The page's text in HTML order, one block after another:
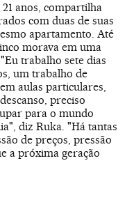
anos, compartilha
com duas de suas
apartamento. Até
morava em uma
trabalho sete dias
um trabalho de
aulas particulares,
preciso
para o mundo
diz Ruka. "Há tantas
de preços, pressão
a próxima geração